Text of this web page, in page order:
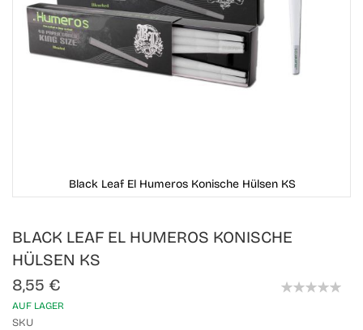
BLACK LEAF EL HUMEROS KONISCHE
HÜLSEN KS
8,55 €
AUF LAGER
SKU
Black Leaf El Humeros Konische Hülsen KS
to
the
beginning
of
the
images
gallery